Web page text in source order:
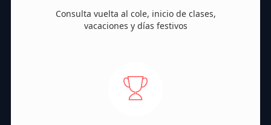
Consulta vuelta al cole, inicio de clases,
vacaciones y días festivos